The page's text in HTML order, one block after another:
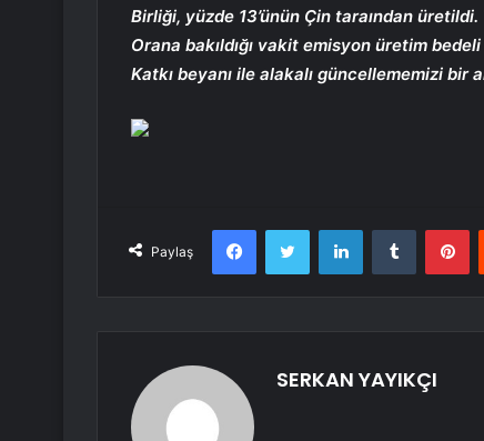
Birliği, yüzde 13’ünün Çin taraından
Orana bakıldığı vakit emisyon üretim
Katkı beyanı ile alakalı güncellememizi bir
Paylaş
FacebookTwitter LinkedInTumblr
SERKAN YAYIKÇI